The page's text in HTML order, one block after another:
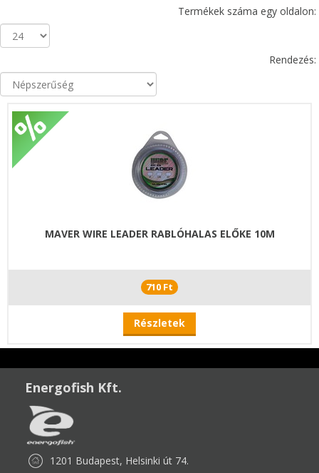
Termékek száma egy oldalon:
Rendezés:
MAVER WIRE LEADER RABLÓHALAS ELŐKE 10M
710 Ft
Részletek
Energofish Kft.
1201 Budapest, Helsinki út 74.